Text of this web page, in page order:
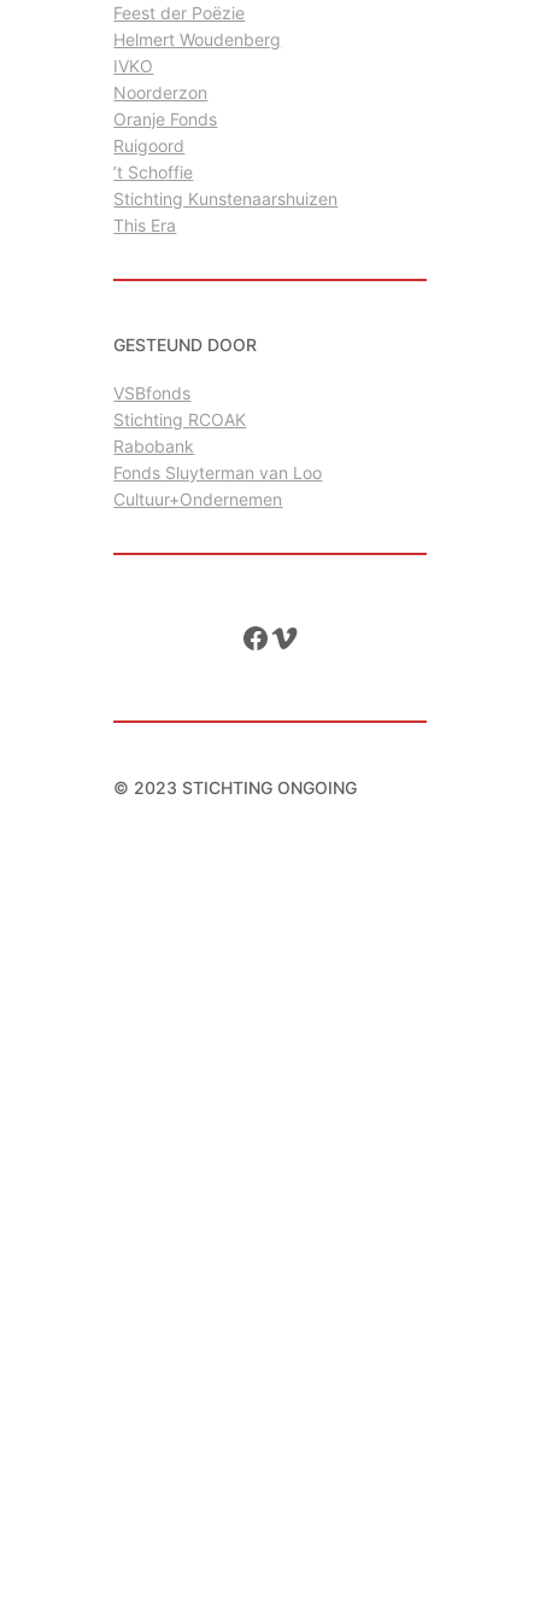
Feest der Poëzie
Helmert Woudenberg
IVKO
Noorderzon
Oranje Fonds
Ruigoord
’t Schoffie
Stichting Kunstenaarshuizen
This Era
GESTEUND DOOR
VSBfonds
Stichting RCOAK
Rabobank
Fonds Sluyterman van Loo
Cultuur+Ondernemen
Facebook Vimeo
© 2023 STICHTING ONGOING